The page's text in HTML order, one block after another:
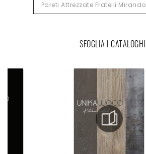
Pareti Attrezzate Fratelli
SFOGLIA I CATALOGHI